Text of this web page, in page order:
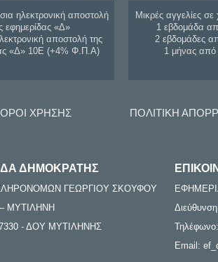
ηλεκτρονική αποστολή
εφημερίδας «Δ»
αποστολή της
«Δ» 10Ε (+4% Φ.Π.Α)
Μικρές αγγελίες σε
1 εβδομάδα
2 εβδομάδες
1 μήνας
ΟΡΟΙ ΧΡΗΣΗΣ ΠΟΛΙΤΙΚΗ
ΔΗΜΟΚΡΑΤΗΣ
ΓΕΩΡΓΙΟΥ ΣΚΟΥΦΟΥ
ΜΥΤΙΛΗΝΗ
- ΔΟΥ ΜΥΤΙΛΗΝΗΣ
Email: